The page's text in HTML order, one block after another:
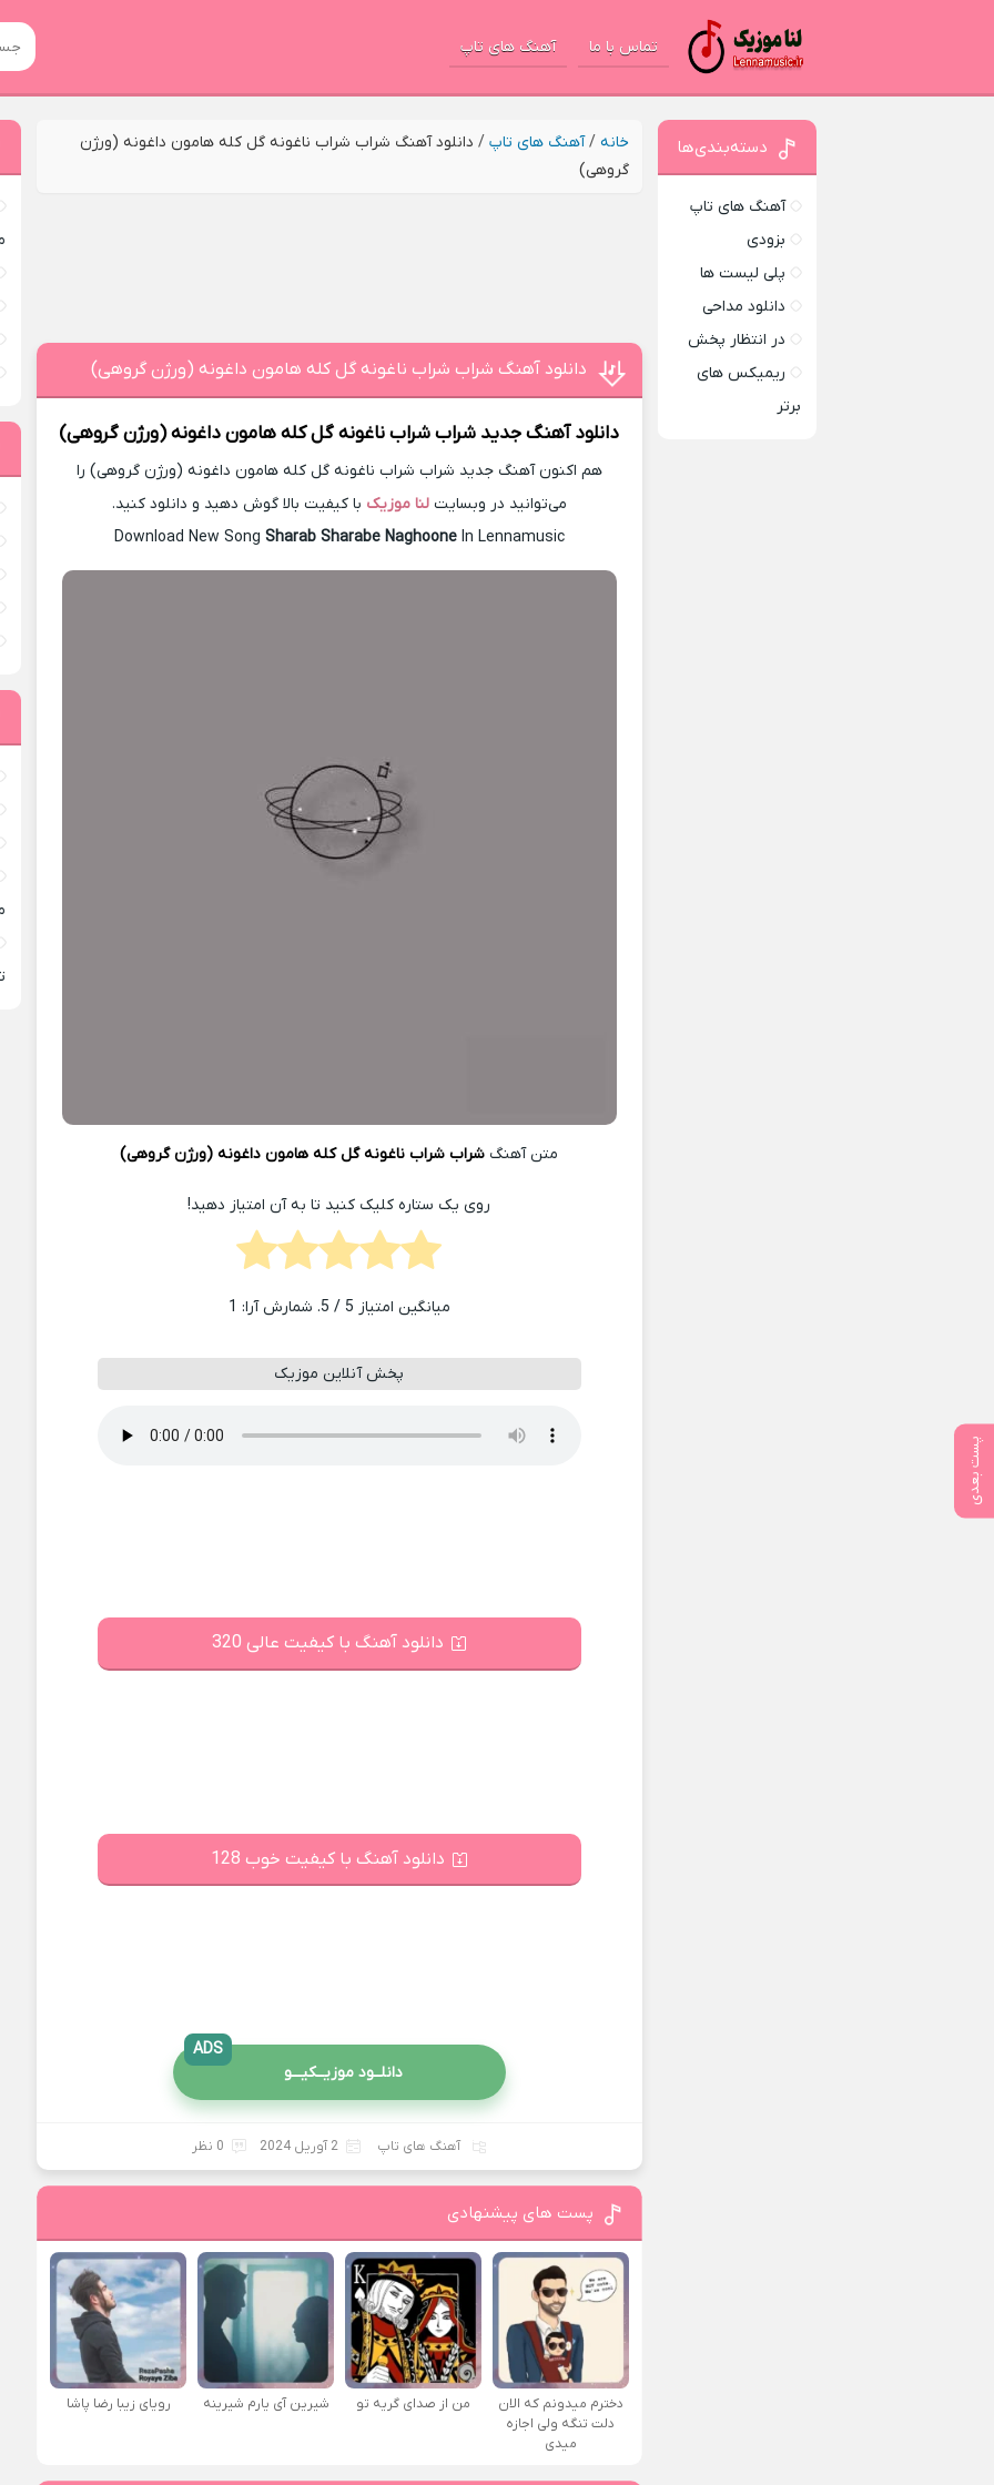
تماس با ما آهنگ های تاپ
خانه /آهنگ های تاپ / دانلود آهنگ شراب شراب ناغونه گل کله هامون داغونه (ورژن
گروهی)
پست بعدی
دانلود آهنگ شراب شراب ناغونه گل کله هامون داغونه (ورژن گروهی)
دانلود آهنگ جدید شراب شراب ناغونه گل کله هامون داغونه (ورژن گروهی)
هم اکنون آهنگ جدید شراب شراب ناغونه گل کله هامون داغونه (ورژن گروهی) را
می‌توانید در وبسایتلنا موزیک با کیفیت بالا گوش دهید و دانلود کنید.
Download New Song Sharab Sharabe NaghooneIn Lennamusic
متن آهنگ شراب شراب ناغونه گل کله هامون داغونه (ورژن گروهی)
روی یک ستاره کلیک کنید تا به آن امتیاز دهید!
میانگین امتیاز 5 / 5. شمارش آرا: 1
پخش آنلاین موزیک
دانلود آهنگ با کیفیت عالی 320
دانلود آهنگ با کیفیت خوب 128
دانلــود موزیــکیـــو
ADS
آهنگ های تاپ 2 آوریل 2024 0 نظر
پست های پیشنهادی
دخترم میدونم که الان
دلت تنگه ولی اجازه
میدی
من از صدای گريه تو شیرین آی یارم شیرینه رویای زیبا رضا پاشا
دسته‌بندی‌ها
آهنگ های تاپ
بزودی
پلی لیست ها
دانلود مداحی
در انتظار پخش
ریمیکس های
برتر